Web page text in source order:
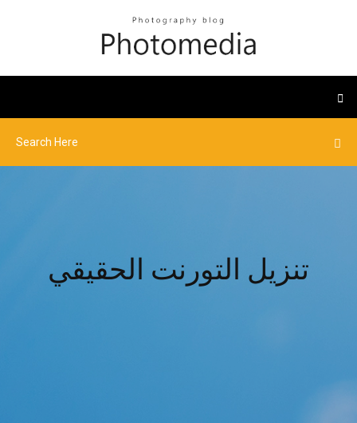
تنزيل التورنت الحقيقي